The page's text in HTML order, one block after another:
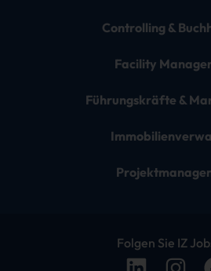
Controlling &
Facility
Führungskräfte &
Folgen Sie IZ